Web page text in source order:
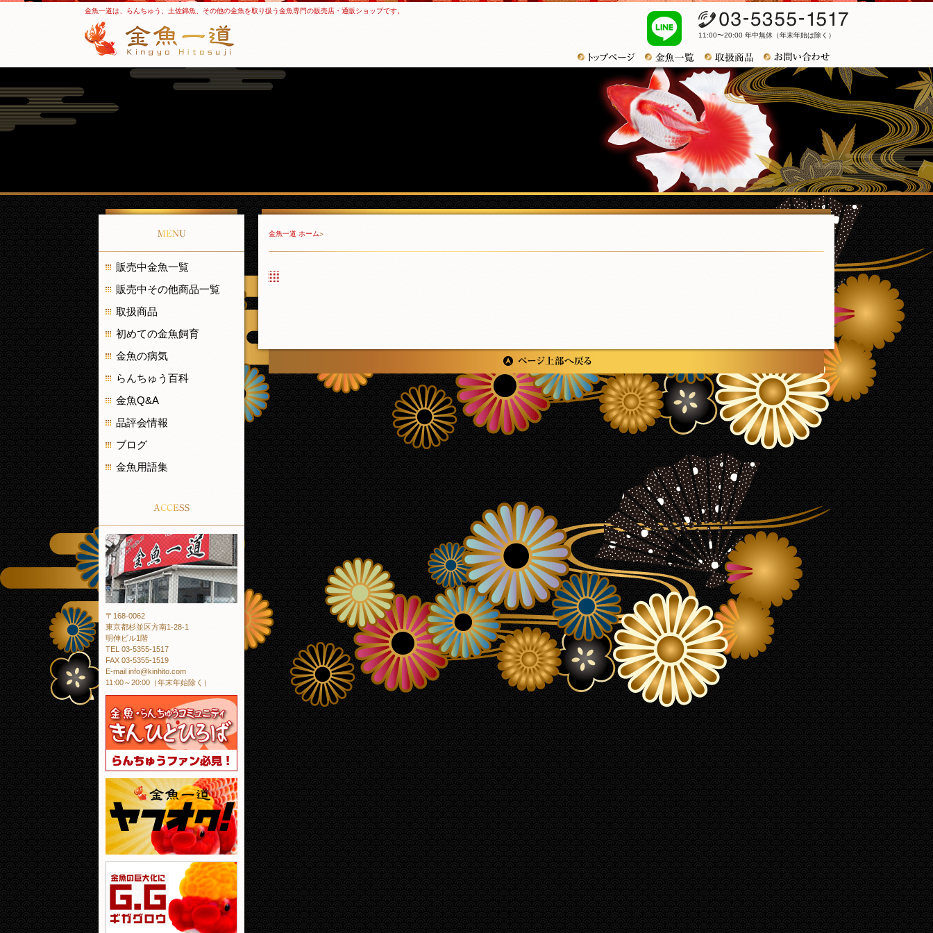
金魚一道は、らんちゅう、土佐錦魚、その他の金魚を取り扱う金魚専門の販売店・通販ショップです。
11:00〜20:00 年中無休（年末年始は除く）
トップページ 金魚一覧 おすすめ商品
金魚一道 ホーム
ページ上部へ戻る
MENU
販売中金魚一覧
販売中その他商品一覧
取扱商品
初めての金魚飼育
金魚の病気
らんちゅう百科
金魚Q&A
品評会情報
ブログ
金魚用語集
金魚一道
〒168-0062
東京都杉並区方南1-28-1
明伸ビル1階
TEL 03-5355-1517
FAX 03-5355-1519
E-mail info@kinhito.com
11:00～20:00（年末年始除く）
金魚・らんちゅうコミュニティ きんひとひろば